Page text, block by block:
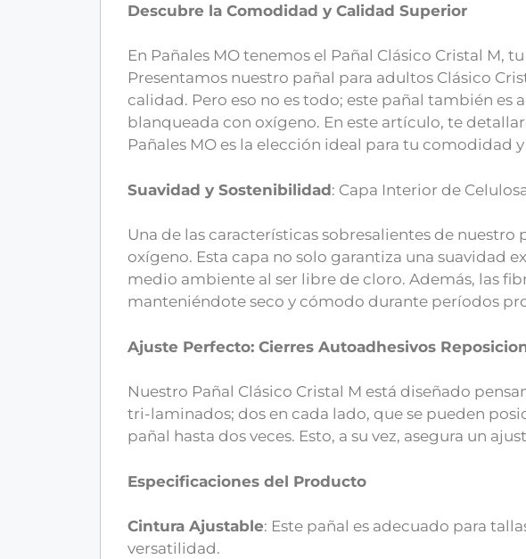
Descubre la Comodidad y Calidad Superior
En Pañales MO tenemos el Pañal Clásico Cristal
Presentamos nuestro pañal para adultos Clásico
calidad. Pero eso no es todo; este pañal también
blanqueada con oxígeno. En este artículo, te
Pañales MO es la elección ideal para tu comodidad
Suavidad y Sostenibilidad: Capa Interior de
Una de las características sobresalientes de
oxígeno. Esta capa no solo garantiza una suavidad
medio ambiente al ser libre de cloro. Además, las
manteniéndote seco y cómodo durante períodos
Ajuste Perfecto: Cierres Autoadhesivos
Nuestro Pañal Clásico Cristal M está diseñado
tri-laminados; dos en cada lado, que se pueden
pañal hasta dos veces. Esto, a su vez, asegura un
Especificaciones del Producto
Cintura Ajustable: Este pañal es adecuado para
versatilidad.